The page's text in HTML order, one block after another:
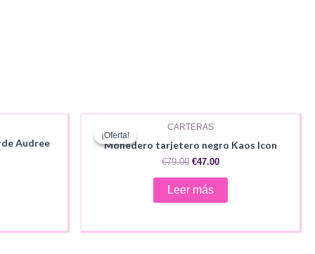
Audree
¡Oferta!
¡Oferta!
CARTERAS
Monedero tarjetero negro Kaos Icon
€79.00 El
original
era:
€47.00El
Leer más